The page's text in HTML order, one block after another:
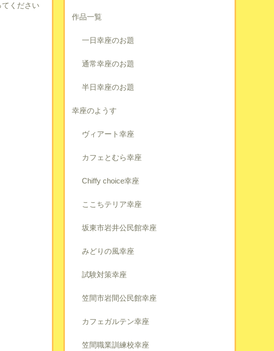
ください
作品一覧
一日幸座のお題
通常幸座のお題
半日幸座のお題
幸座のようす
ヴィアート幸座
カフェとむら幸座
Chiffy choice幸座
ここちテリア幸座
坂東市岩井公民館幸座
みどりの風幸座
試験対策幸座
笠間市岩間公民館幸座
カフェガルテン幸座
笠間職業訓練校幸座